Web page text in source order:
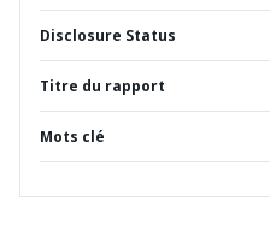
Disclosure Status
Titre du rapport
Mots clé